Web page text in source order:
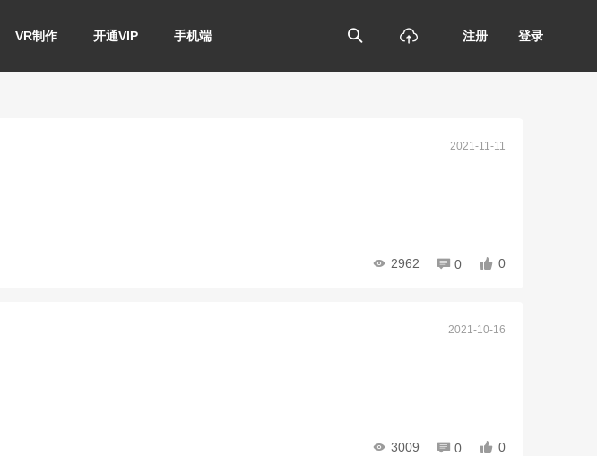
VR制作 开通VIP 手机端 注册 登录
2021-11-11
2962 0 0
2021-10-16
3009 0 0